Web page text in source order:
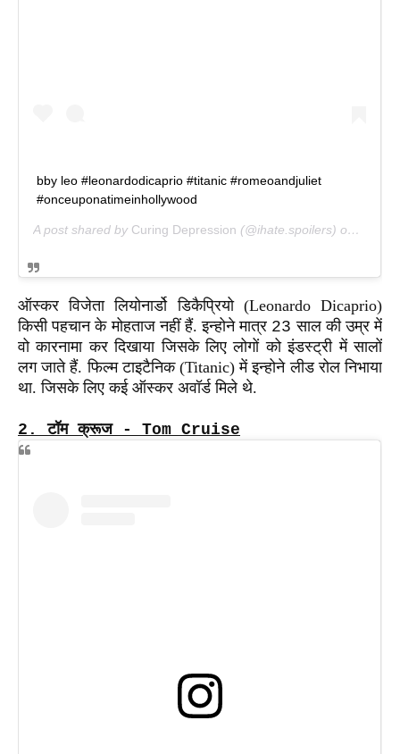
bby leo #leonardodicaprio #titanic #romeoandjuliet
#onceuponatimeinhollywood
A post shared by Curing Depression (@ihate.spoilers) on
ऑस्कर विजेता लियोनार्डो डिकैप्रियो (Leonardo Dicaprio)
किसी पहचान के मोहताज नहीं हैं. इन्होने मात्र 23 साल की उम्र में
वो कारनामा कर दिखाया जिसके लिए लोगों को इंडस्ट्री में सालों
लग जाते हैं. फिल्म टाइटैनिक (Titanic) में इन्होने लीड रोल निभाया
था. जिसके लिए कई ऑस्कर अवॉर्ड मिले थे.
2.टॉम क्रूज - Tom Cruise